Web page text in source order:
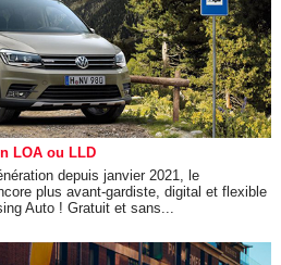
LOA ou LLD
depuis janvier 2021, le
plus avant-gardiste, digital et flexible
Auto ! Gratuit et sans...